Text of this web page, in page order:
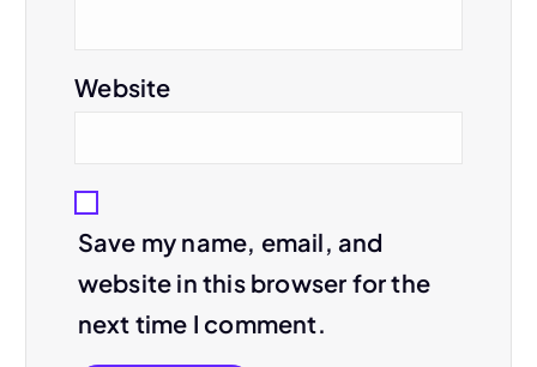
Website
Save my name, email, and
website in this browser for the
next time I comment.